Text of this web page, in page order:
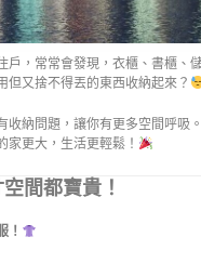
戶，常常會發現，衣櫃、書櫃、
但又捨不得丟的東西收納起來？
收納問題，讓你有更多空間呼吸
家更大，生活更輕鬆！
間都寶貴！
！